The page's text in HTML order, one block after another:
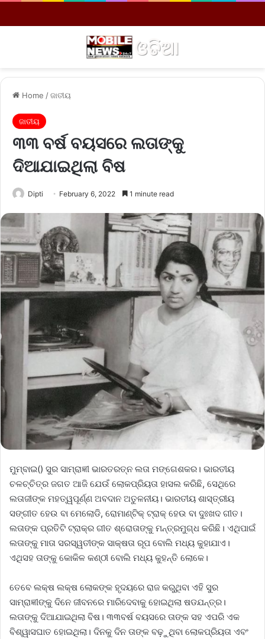
Home /ଜାତୀୟ
ଜାତୀୟ
୩୩ ବର୍ଷ ବୟସରେ ଲତାଙ୍କୁ
ଦିଆଯାଇଥିଲା ବିଷ
Dipti February 6, 2022 1 minute read
ମୁମ୍ବାଇ() ସୁର ସାମ୍ରାଜ୍ଞୀ ଭାରତରତ୍ନ ଲତା ମଙ୍ଗେଶକର। ଭାରତୀୟ
ଚଳଚ୍ଚିତ୍ର ଜଗତ ଆଜି ଯେଉଁ ଲୋକପ୍ରିୟତା ହାସଲ କରିଛି, ସେଥିରେ
ଲତାଜୀଙ୍କ ମହତ୍ୱପୂର୍ଣ୍ଣ ଅବଦାନ ଅତୁଳନୀୟ। ଭାରତୀୟ ଶାସ୍ତ୍ରୀୟ
ସଙ୍ଗୀତ ହେଉ ବା ମେଲୋଡି, ରୋମାଣ୍ଟିକ୍‌ ଟ୍ରାକ୍ ହେଉ ବା ଦୁଃଖଦ ଗୀତ।
ଲତାଙ୍କ ପ୍ରତିଟି ଟ୍ରାକ୍‌ର ଗୀତ ଶ୍ରୋତାଙ୍କୁ ମନ୍ତ୍ରମୁଗ୍ଧ କରିଛି। ଏଥିପାଇଁ
ଲତାଙ୍କୁ ମାତା ସରସ୍ୱତୀଙ୍କ ସାକ୍ଷତା ରୂପ ବୋଲି ମଧ୍ୟ କୁହାଯାଏ।
ଏଥିସହ ତାଙ୍କୁ କୋକିଳ କଣ୍ଠୀ ବୋଲି ମଧ୍ୟ କୁହନ୍ତି ଲୋକେ।
ତେବେ ଲକ୍ଷ ଲକ୍ଷ ଲୋକଙ୍କ ହୃଦୟରେ ରାଜ କରୁଥିବା ଏହି ସୁର
ସାମ୍ରାଜ୍ଞୀଙ୍କୁ ଦିନେ ଜୀବନରେ ମାରିଦେବାକୁ ହୋଇଥିଲା ଷଡଯନ୍ତ୍ର।
ଲତାଙ୍କୁ ଦିଆଯାଇଥିଲା ବିଷ। ୩୩ବର୍ଷ ବୟସରେ ତାଙ୍କ ସହ ଏପରି ଏକ
ବିଶ୍ୱାସଘାତ ହୋଇଥିଲା। ଦିନକୁ ଦିନ ତାଙ୍କ ବଢ଼ୁଥିବା ଲୋକପ୍ରିୟତା ଏବଂ